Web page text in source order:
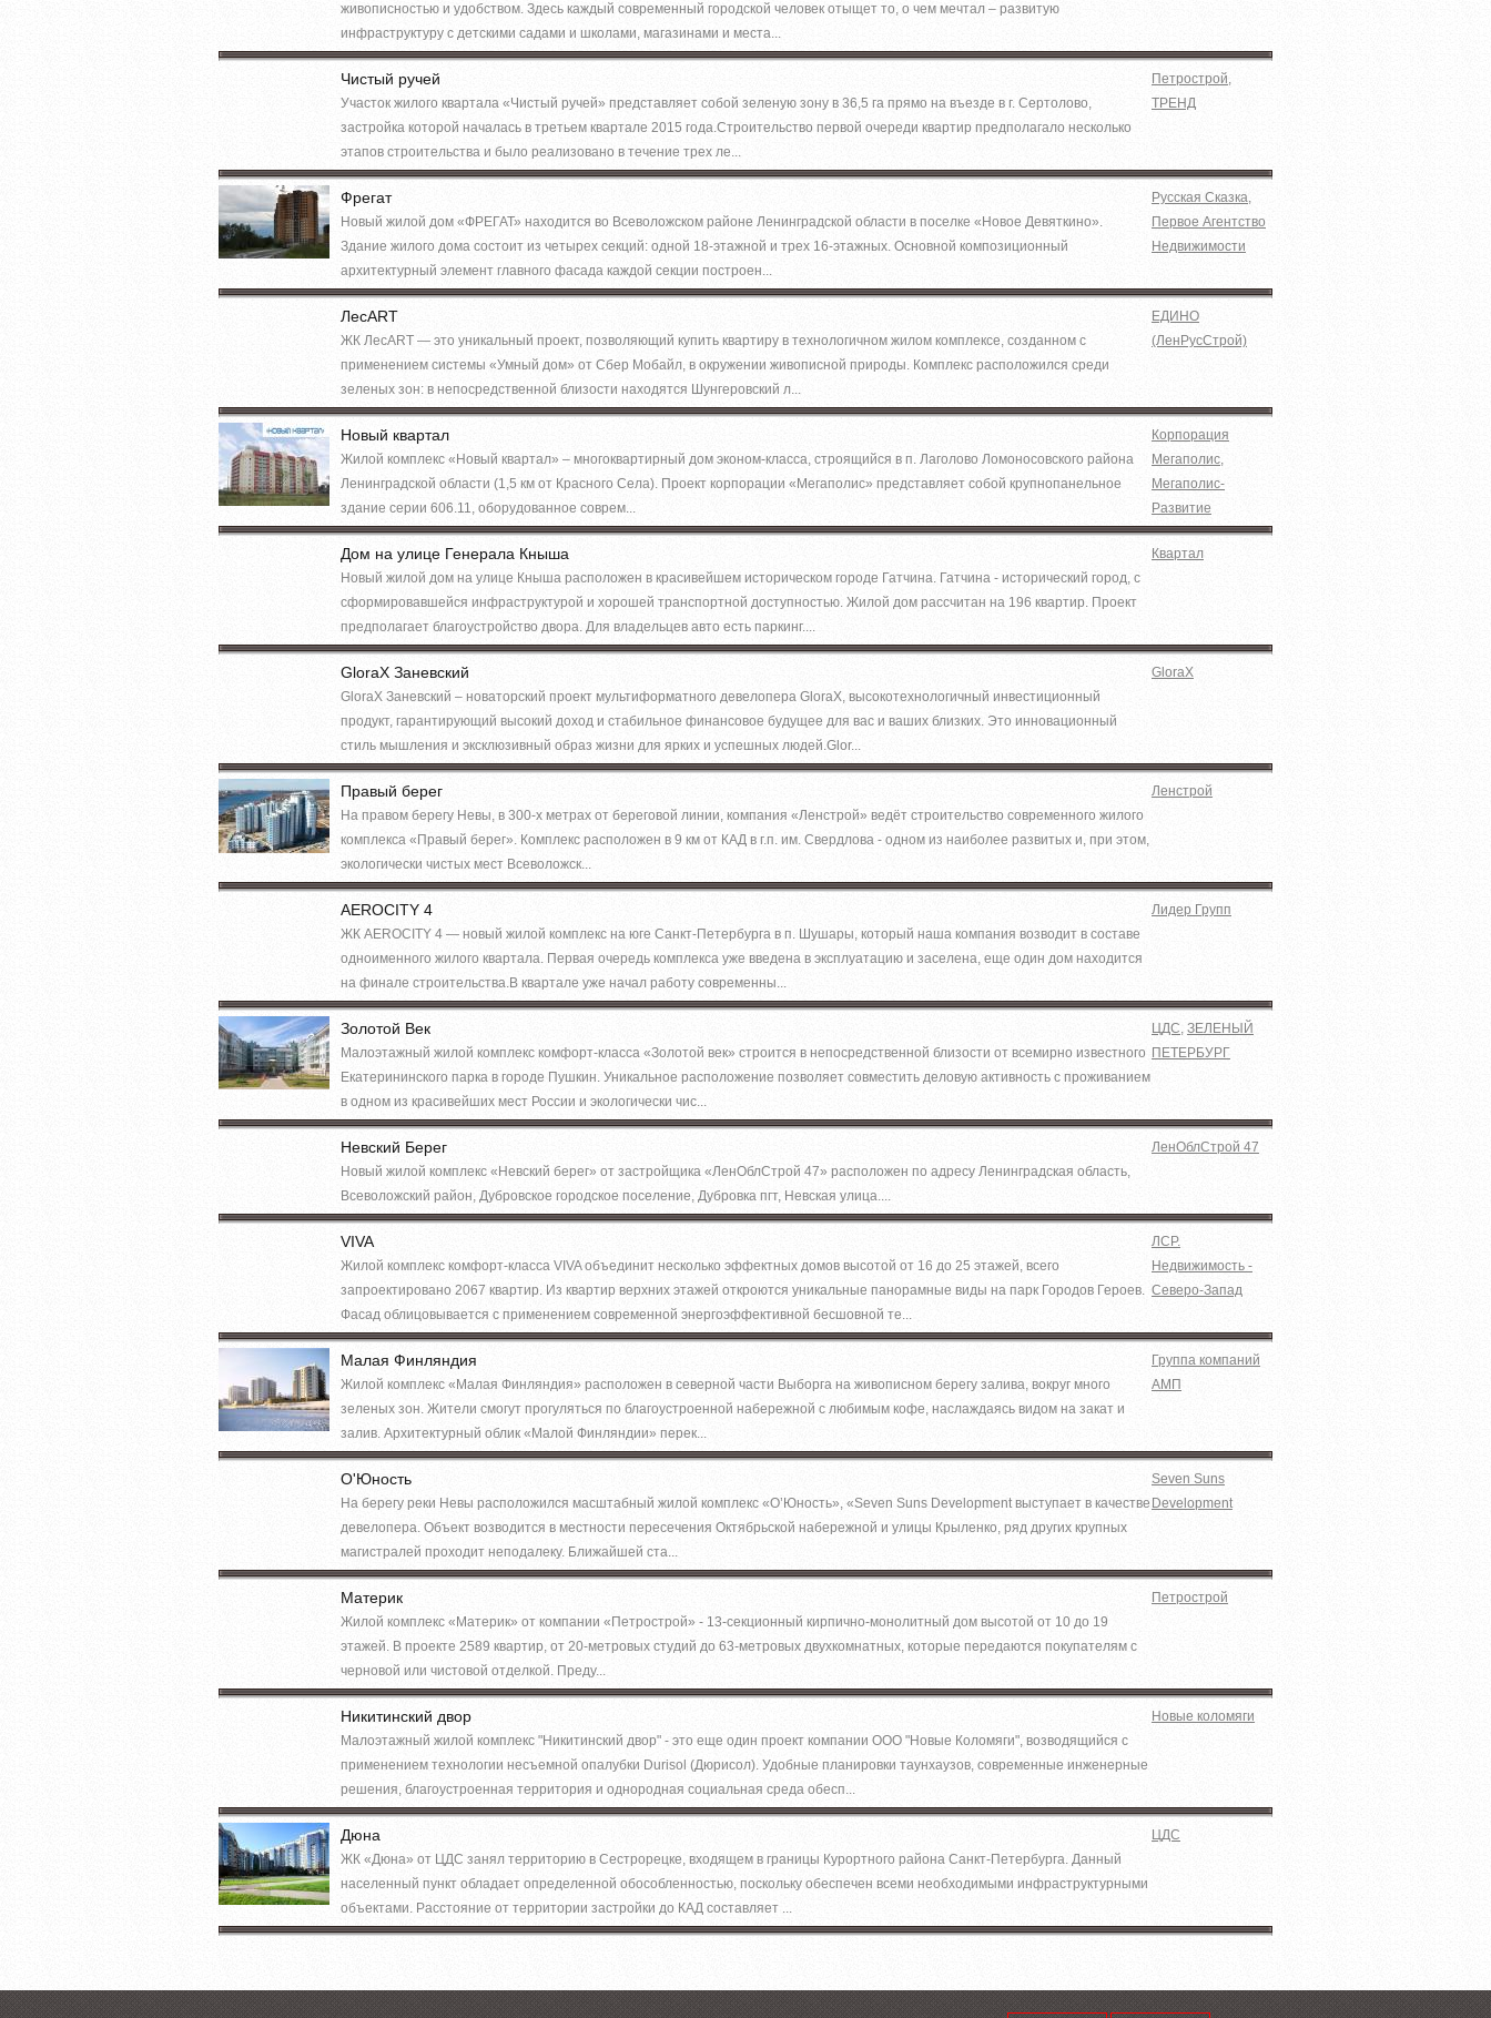
живописностью и удобством. Здесь каждый современный городской человек отыщет то, о чем мечтал – развитую
инфраструктуру с детскими садами и школами, магазинами и места...
Чистый ручей
Участок жилого квартала «Чистый ручей» представляет собой зеленую зону в 36,5 га прямо на въезде в г. Сертолово,
застройка которой началась в третьем квартале 2015 года.Строительство первой очереди квартир предполагало несколько
этапов строительства и было реализовано в течение трех ле...
Петрострой,
ТРЕНД
Фрегат
Новый жилой дом «ФРЕГАТ» находится во Всеволожском районе Ленинградской области в поселке «Новое Девяткино».
Здание жилого дома состоит из четырех секций: одной 18-этажной и трех 16-этажных. Основной композиционный
архитектурный элемент главного фасада каждой секции построен...
Русская Сказка,
Первое Агентство
Недвижимости
ЛесART
ЖК ЛесART — это уникальный проект, позволяющий купить квартиру в технологичном жилом комплексе, созданном с
применением системы «Умный дом» от Сбер Мобайл, в окружении живописной природы. Комплекс расположился среди
зеленых зон: в непосредственной близости находятся Шунгеровский л...
ЕДИНО
(ЛенРусСтрой)
Новый квартал
Жилой комплекс «Новый квартал» – многоквартирный дом эконом-класса, строящийся в п. Лаголово Ломоносовского района
Ленинградской области (1,5 км от Красного Села). Проект корпорации «Мегаполис» представляет собой крупнопанельное
здание серии 606.11, оборудованное соврем...
Корпорация
Мегаполис,
Мегаполис-
Развитие
Дом на улице Генерала Кныша
Новый жилой дом на улице Кныша расположен в красивейшем историческом городе Гатчина. Гатчина - исторический город, с
сформировавшейся инфраструктурой и хорошей транспортной доступностью. Жилой дом рассчитан на 196 квартир. Проект
предполагает благоустройство двора. Для владельцев авто есть паркинг....
Квартал
GloraX Заневский
GloraX Заневский – новаторский проект мультиформатного девелопера GloraX, высокотехнологичный инвестиционный
продукт, гарантирующий высокий доход и стабильное финансовое будущее для вас и ваших близких. Это инновационный
стиль мышления и эксклюзивный образ жизни для ярких и успешных людей.Glor...
GloraX
Правый берег
На правом берегу Невы, в 300-х метрах от береговой линии, компания «Ленстрой» ведёт строительство современного жилого
комплекса «Правый берег». Комплекс расположен в 9 км от КАД в г.п. им. Свердлова - одном из наиболее развитых и, при этом,
экологически чистых мест Всеволожск...
Ленстрой
AEROCITY 4
ЖК AEROCITY 4 — новый жилой комплекс на юге Санкт-Петербурга в п. Шушары, который наша компания возводит в составе
одноименного жилого квартала. Первая очередь комплекса уже введена в эксплуатацию и заселена, еще один дом находится
на финале строительства.В квартале уже начал работу современны...
Лидер Групп
Золотой Век
Малоэтажный жилой комплекс комфорт-класса «Золотой век» строится в непосредственной близости от всемирно известного
Екатерининского парка в городе Пушкин. Уникальное расположение позволяет совместить деловую активность с проживанием
в одном из красивейших мест России и экологически чис...
ЦДС, ЗЕЛЕНЫЙ
ПЕТЕРБУРГ
Невский Берег
Новый жилой комплекс «Невский берег» от застройщика «ЛенОблСтрой 47» расположен по адресу Ленинградская область,
Всеволожский район, Дубровское городское поселение, Дубровка пгт, Невская улица....
ЛенОблСтрой 47
VIVA
Жилой комплекс комфорт-класса VIVA объединит несколько эффектных домов высотой от 16 до 25 этажей, всего
запроектировано 2067 квартир. Из квартир верхних этажей откроются уникальные панорамные виды на парк Городов Героев.
Фасад облицовывается с применением современной энергоэффективной бесшовной те...
ЛСР.
Недвижимость -
Северо-Запад
Малая Финляндия
Жилой комплекс «Малая Финляндия» расположен в северной части Выборга на живописном берегу залива, вокруг много
зеленых зон. Жители смогут прогуляться по благоустроенной набережной с любимым кофе, наслаждаясь видом на закат и
залив. Архитектурный облик «Малой Финляндии» перек...
Группа компаний
АМП
О'Юность
На берегу реки Невы расположился масштабный жилой комплекс «О’Юность», «Seven Suns Development выступает в качестве
девелопера. Объект возводится в местности пересечения Октябрьской набережной и улицы Крыленко, ряд других крупных
магистралей проходит неподалеку. Ближайшей ста...
Seven Suns
Development
Материк
Жилой комплекс «Материк» от компании «Петрострой» - 13-секционный кирпично-монолитный дом высотой от 10 до 19
этажей. В проекте 2589 квартир, от 20-метровых студий до 63-метровых двухкомнатных, которые передаются покупателям с
черновой или чистовой отделкой. Преду...
Петрострой
Никитинский двор
Малоэтажный жилой комплекс "Никитинский двор" - это еще один проект компании ООО "Новые Коломяги", возводящийся с
применением технологии несъемной опалубки Durisol (Дюрисол). Удобные планировки таунхаузов, современные инженерные
решения, благоустроенная территория и однородная социальная среда обесп...
Новые коломяги
Дюна
ЖК «Дюна» от ЦДС занял территорию в Сестрорецке, входящем в границы Курортного района Санкт-Петербурга. Данный
населенный пункт обладает определенной обособленностью, поскольку обеспечен всеми необходимыми инфраструктурными
объектами. Расстояние от территории застройки до КАД составляет ...
ЦДС